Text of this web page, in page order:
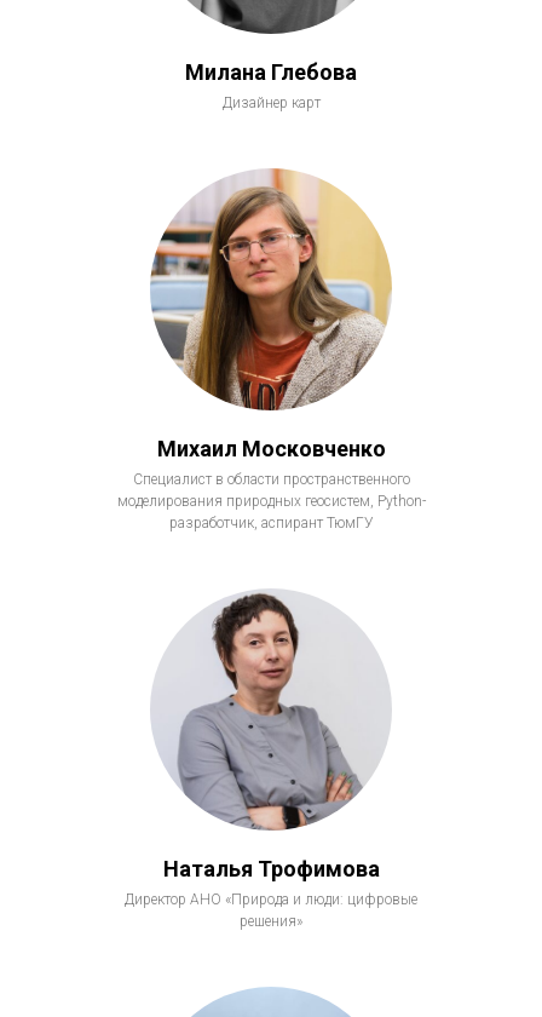
Милана Глебова
Дизайнер карт
Михаил Московченко
Специалист в области пространственного
моделирования природных геосистем, Python-
разработчик, аспирант ТюмГУ
Наталья Трофимова
Директор АНО «Природа и люди: цифровые
решения»